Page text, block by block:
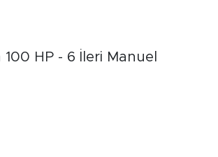
100 HP - 6 İleri Manuel